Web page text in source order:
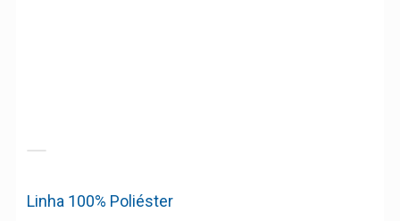
Linha 100% Poliéster